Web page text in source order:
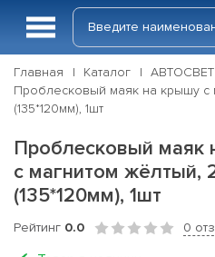
Главная Каталог АВТОСВЕТ
Проблесковый маяк на крышу с
(135*120мм), 1шт
Проблесковый маяк
с магнитом жёлтый,
(135*120мм), 1шт
Рейтинг 0.0 0